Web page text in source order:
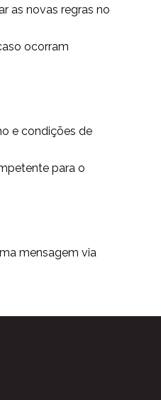
as novas regras no
ocorram
e condições de
para o
mensagem via